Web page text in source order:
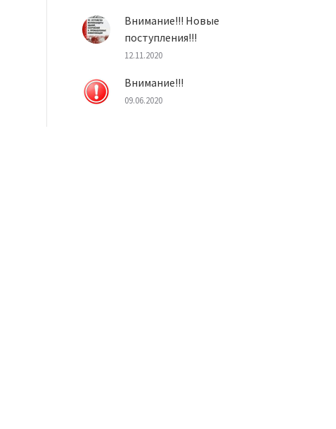
Внимание!!! Новые
поступления!!!
12.11.2020
Внимание!!!
09.06.2020